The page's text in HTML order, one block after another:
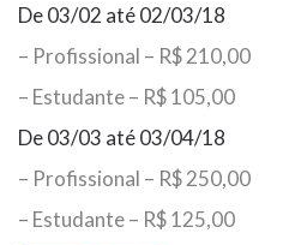
De 03/02 até 02/03/18
– Profissional – R$ 210,00
– Estudante – R$ 105,00
De 03/03 até 03/04/18
– Profissional – R$ 250,00
– Estudante – R$ 125,00